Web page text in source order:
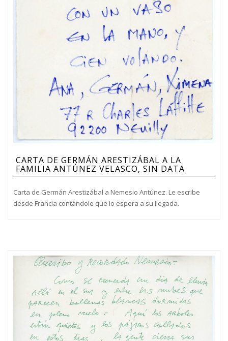
CARTA DE GERMÁN ARESTIZÁBAL A LA
FAMILIA ANTÚNEZ VELASCO, SIN DATA
Carta de Germán Arestizábal a Nemesio Antúnez. Le escribe
desde Francia contándole que lo espera a su llegada.